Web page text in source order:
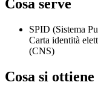
Cosa serve
SPID (Sistema
Carta identità
(CNS)
Cosa si ottiene